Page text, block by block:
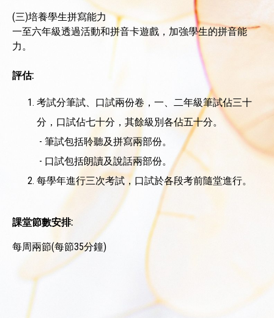
(三)培養學生拼寫能力
一至六年級透過活動和拼音卡遊戲，加強學生的拼音能
力。
評估:
考試分筆試、口試兩份卷，一、二年級筆試佔三十
分，口試佔七十分，其餘級別各佔五十分。
- 筆試包括聆聽及拼寫兩部份。
- 口試包括朗讀及說話兩部份。
每學年進行三次考試，口試於各段考前隨堂進行。
課堂節數安排:
每周兩節(每節35分鐘)